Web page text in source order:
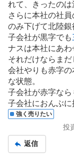
記
事
れて、きったのは
さらに本社の社
のみ下げて北陸銀
子会社が黒字でも
ナスは本社にあわ
それだけならま
会社やりも赤字
な状態。
子会社が赤字なら
子会社におんぶに
強く売りたい
投
返信